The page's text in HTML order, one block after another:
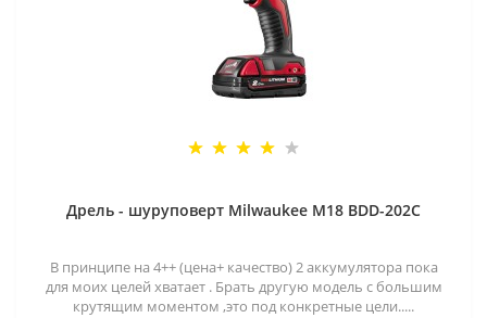
Дрель - шуруповерт Milwaukee M18 BDD-202C
В принципе на 4++ (цена+ качество) 2 аккумулятора пока
для моих целей хватает . Брать другую модель с большим
крутящим моментом ,это под конкретные цели.....